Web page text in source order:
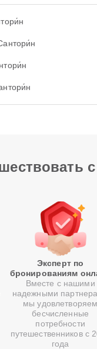
Эксперт по
бронированиям
Вместе с нашими
надежными
мы удовлетворяем
бесчисленные
потребности
путешественников с
года